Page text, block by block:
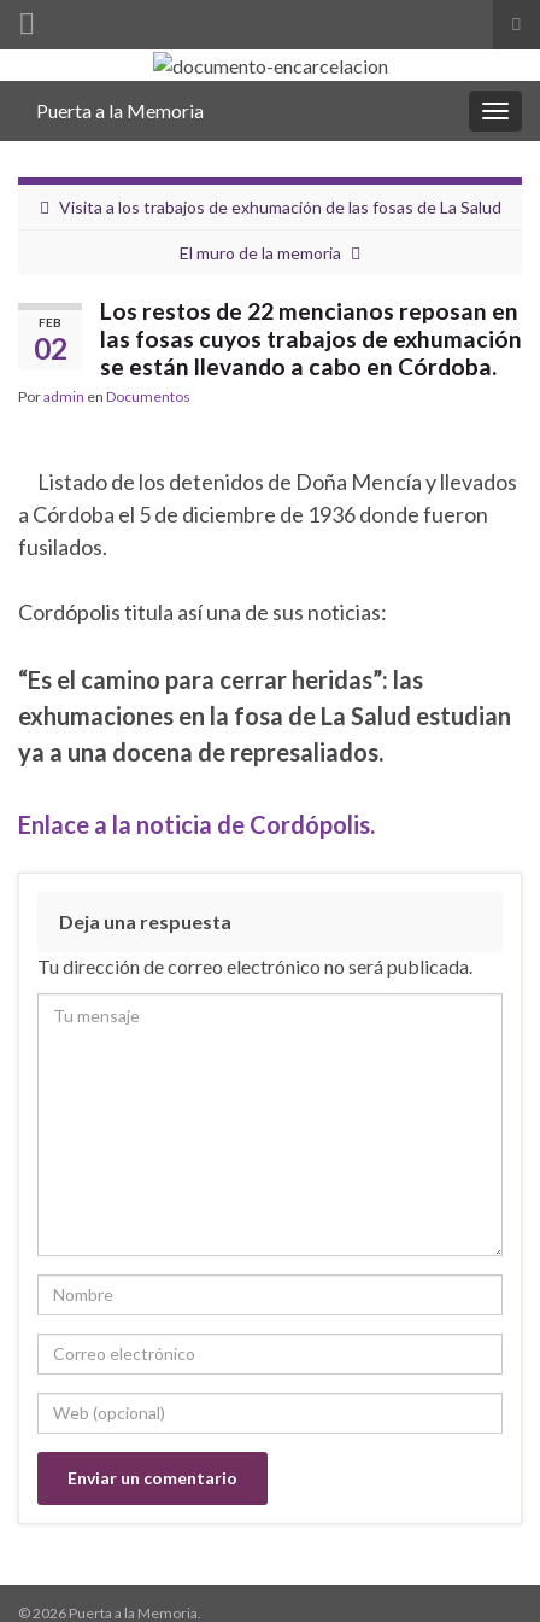
el
Search for:
la
Puerta a la Memoria
Visita a los trabajos de exhumación de las fosas de La Salud
El muro de la memoria
FEB
02
Los restos de 22 mencianos reposan en
las fosas cuyos trabajos de exhumación
se están llevando a cabo en Córdoba.
Poradmin en Documentos
Listado de los detenidos de Doña Mencía y llevados
a Córdoba el 5 de diciembre de 1936 donde fueron
fusilados.
Cordópolis titula así una de sus noticias:
“Es el camino para cerrar heridas”: las
exhumaciones en la fosa de La Salud estudian
ya a una docena de represaliados.
Enlace a la noticia de Cordópolis.
Deja una respuesta
Tu dirección de correo electrónico no será publicada.
© 2026 Puerta a la Memoria.